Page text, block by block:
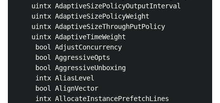
uintx AdaptiveSizePolicyOutputInterval
uintx AdaptiveSizePolicyWeight
uintx AdaptiveSizeThroughPutPolicy
uintx AdaptiveTimeWeight
bool AdjustConcurrency
bool AggressiveOpts
bool AggressiveUnboxing
intx AliasLevel
bool AlignVector
intx AllocateInstancePrefetchLines